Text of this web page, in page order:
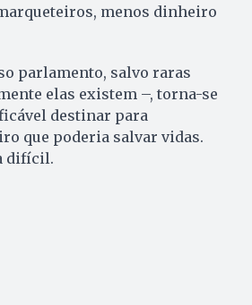
menos dinheiro
parlamento, salvo raras
elas existem –, torna-se
destinar para
que poderia salvar vidas.
difícil.